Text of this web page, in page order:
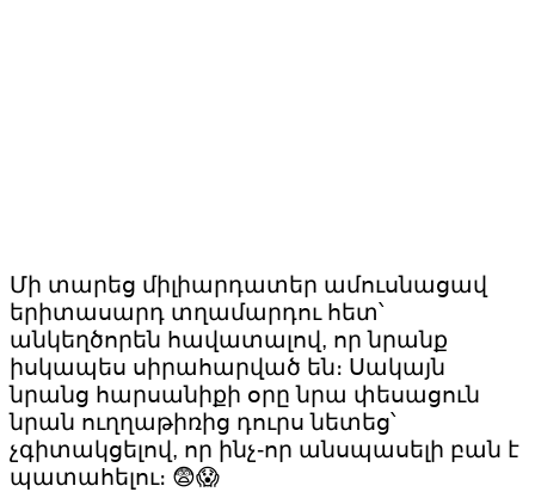
Մի տարեց միլիարդատեր ամուսնացավ
երիտասարդ տղամարդու հետ՝
անկեղծորեն հավատալով, որ նրանք
իսկապես սիրահարված են։ Սակայն
նրանց հարսանիքի օրը նրա փեսացուն
նրան ուղղաթիռից դուրս նետեց՝
չգիտակցելով, որ ինչ-որ անսպասելի բան է
պատահելու։ 😨😱